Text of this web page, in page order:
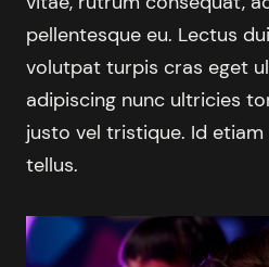
pellentesque eu. Lectus
volutpat turpis cras eget
adipiscing nunc ultricies
justo vel tristique. Id
tellus.